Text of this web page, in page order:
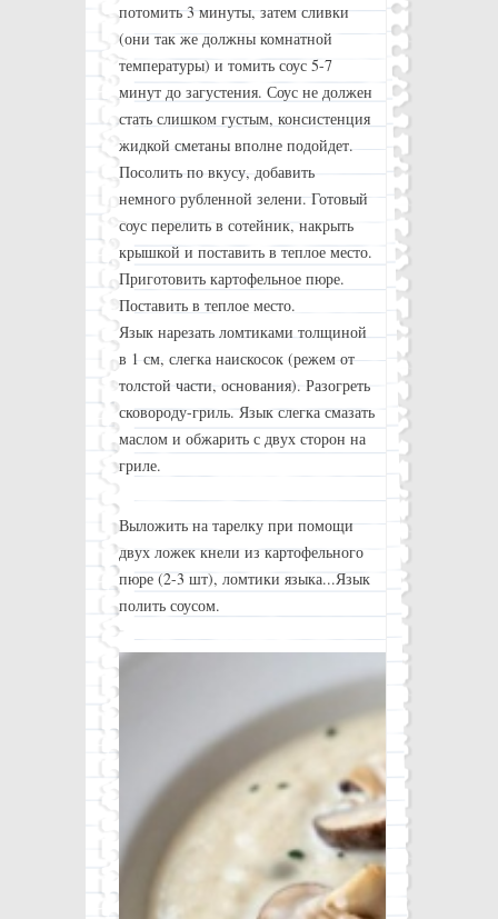
потомить 3 минуты, затем сливки
(они так же должны комнатной
температуры) и томить соус 5-7
минут до загустения. Соус не должен
стать слишком густым, консистенция
жидкой сметаны вполне подойдет.
Посолить по вкусу, добавить
немного рубленной зелени. Готовый
соус перелить в сотейник, накрыть
крышкой и поставить в теплое место.
Приготовить картофельное пюре.
Поставить в теплое место.
Язык нарезать ломтиками толщиной
в 1 см, слегка наискосок (режем от
толстой части, основания). Разогреть
сковороду-гриль. Язык слегка смазать
маслом и обжарить с двух сторон на
гриле.
Выложить на тарелку при помощи
двух ложек кнели из картофельного
пюре (2-3 шт), ломтики языка...Язык
полить соусом.